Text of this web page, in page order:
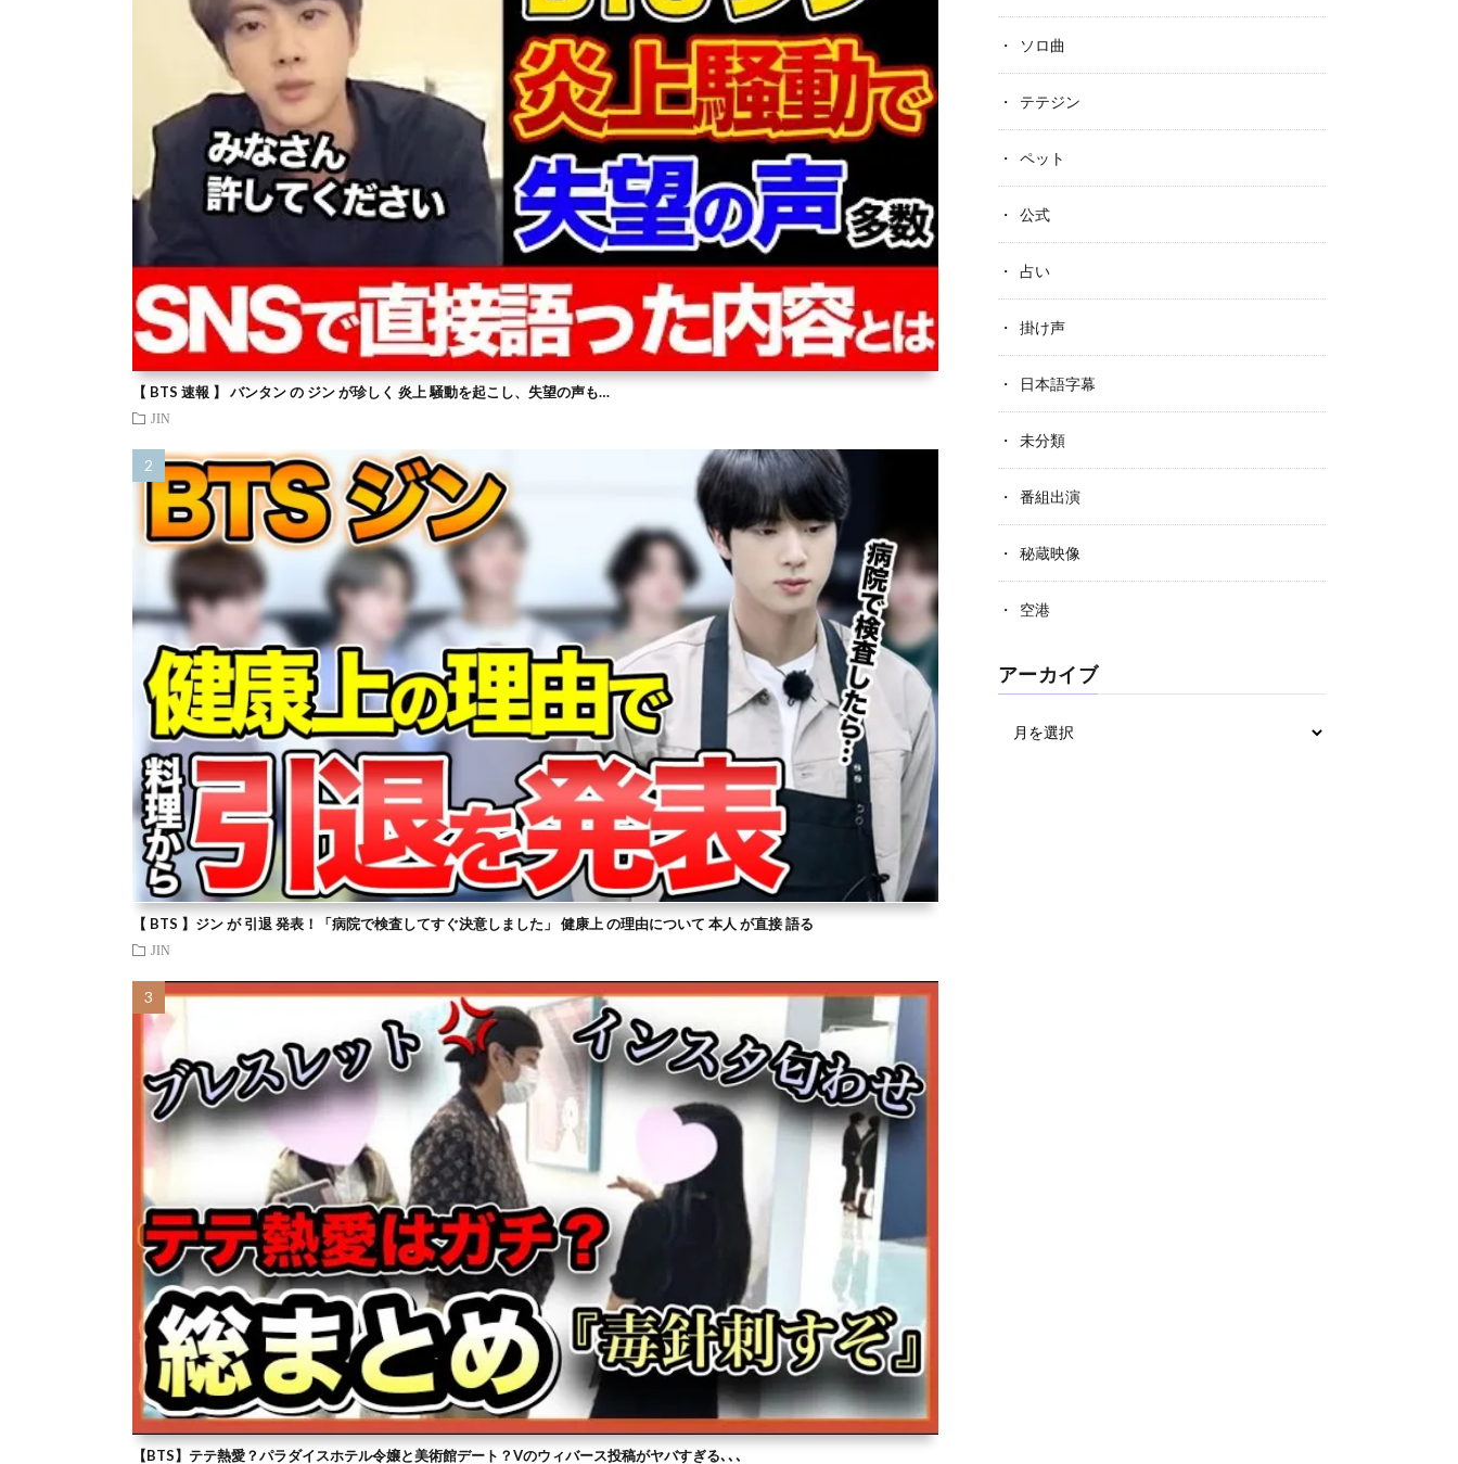
【 BTS 速報 】 バンタン の ジン が珍しく 炎上 騒動を起こし、失望の声も…
JIN
【 BTS 】ジン が 引退 発表！「病院で検査してすぐ決意しました」 健康上 の理由について 本人 が直接 語る
JIN
【BTS】テテ熱愛？パラダイスホテル令嬢と美術館デート？Vのウィバース投稿がヤバすぎる､､､
ソロ曲
テテジン
ペット
公式
占い
掛け声
日本語字幕
未分類
番組出演
秘蔵映像
空港
アーカイブ